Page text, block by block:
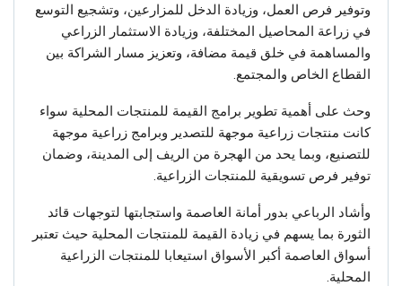
وتوفير فرص العمل، وزيادة الدخل للمزارعين، وتشجيع التوسع
في زراعة المحاصيل المختلفة، وزيادة الاستثمار الزراعي
والمساهمة في خلق قيمة مضافة، وتعزيز مسار الشراكة بين
القطاع الخاص والمجتمع.
وحث على أهمية تطوير برامج القيمة للمنتجات المحلية سواء
كانت منتجات زراعية موجهة للتصدير وبرامج زراعية موجهة
للتصنيع، وبما يحد من الهجرة من الريف إلى المدينة، وضمان
توفير فرص تسويقية للمنتجات الزراعية.
وأشاد الرباعي بدور أمانة العاصمة واستجابتها لتوجهات قائد
الثورة بما يسهم في زيادة القيمة للمنتجات المحلية حيث تعتبر
أسواق العاصمة أكبر الأسواق استيعابا للمنتجات الزراعية
المحلية.